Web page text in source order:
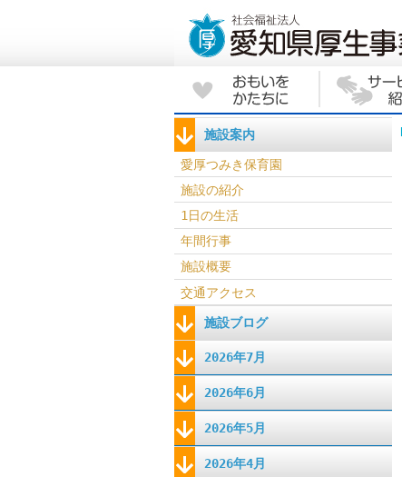
施設案内
愛厚つみき保育園
施設の紹介
1日の生活
年間行事
施設概要
交通アクセス
施設ブログ
2026年7月
2026年6月
2026年5月
2026年4月